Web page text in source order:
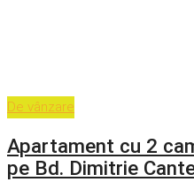
De vânzare
Apartament cu 2
pe Bd. Dimitrie